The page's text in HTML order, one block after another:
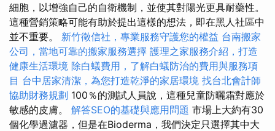
細胞，以增強自己的自衛機制，並使其對陽光更具耐藥性。
這種營銷策略可能有助於提出這樣的想法，即在黑人社區中
並不重要。 新竹徵信社，專業服務守護您的權益 台南搬家
公司，當地可靠的搬家服務選擇 護理之家服務介紹，打造
健康生活環境 除白蟻費用，了解白蟻防治的費用與服務項
目 台中居家清潔，為您打造乾淨的家居環境 找台北會計師
協助財務規劃 100％的測試人員說，這種兒童防曬霜對應於
敏感的皮膚。 解答SEO的基礎與應用問題 市場上大約有30
個化學過濾器，但是在Bioderma，我們決定只選擇其中大